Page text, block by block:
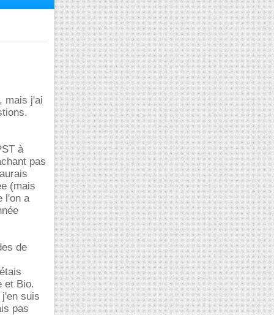
mais j'ai
à
pas
(mais
l'on a
de
et Bio.
suis
pas